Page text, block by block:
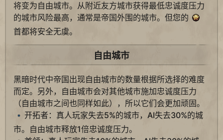
将变为自由城市。从附近友方城市获得最低忠诚度压力
的城市风险最高，通常是帝国外围的城市。但您的
首都将安全无虞。
自由城市
黑暗时代中帝国出现自由城市的数量根据所选择的难度
而定。另外，自由城市会对其他城市施加忠诚度压力
（自由城市之间也同样如此），所以它们会更加顽固。
开拓者：真人玩家失去5%的城市，AI失去30%的城
市。自由城市释放1倍忠诚度压力。